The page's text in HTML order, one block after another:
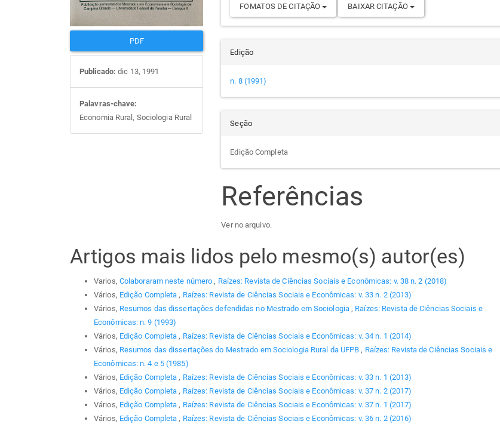
PDF
Publicado: dic 13, 1991
Palavras-chave:
Economia Rural, Sociologia Rural
FOMATOS DE CITAÇÃO BAIXAR CITAÇÃO
Edição
n. 8 (1991)
Seção
Edição Completa
Referências
Ver no arquivo.
Artigos mais lidos pelo mesmo(s) autor(es)
Varios, Colaboraram neste número, Raízes: Revista de Ciências Sociais e Econômicas: v. 38 n. 2 (2018)
Vários, Edição Completa, Raízes: Revista de Ciências Sociais e Econômicas: v. 33 n. 2 (2013)
Vários, Resumos das dissertações defendidas no Mestrado em Sociologia, Raízes: Revista de Ciências Sociais e
Econômicas: n. 9 (1993)
Vários, Edição Completa, Raízes: Revista de Ciências Sociais e Econômicas: v. 34 n. 1 (2014)
Vários, Resumos das dissertações do Mestrado em Sociologia Rural da UFPB, Raízes: Revista de Ciências Sociais e
Econômicas: n. 4 e 5 (1985)
Vários, Edição Completa, Raízes: Revista de Ciências Sociais e Econômicas: v. 33 n. 1 (2013)
Vários, Edição Completa, Raízes: Revista de Ciências Sociais e Econômicas: v. 37 n. 2 (2017)
Vários, Edição Completa, Raízes: Revista de Ciências Sociais e Econômicas: v. 37 n. 1 (2017)
Vários, Edição Completa, Raízes: Revista de Ciências Sociais e Econômicas: v. 36 n. 2 (2016)